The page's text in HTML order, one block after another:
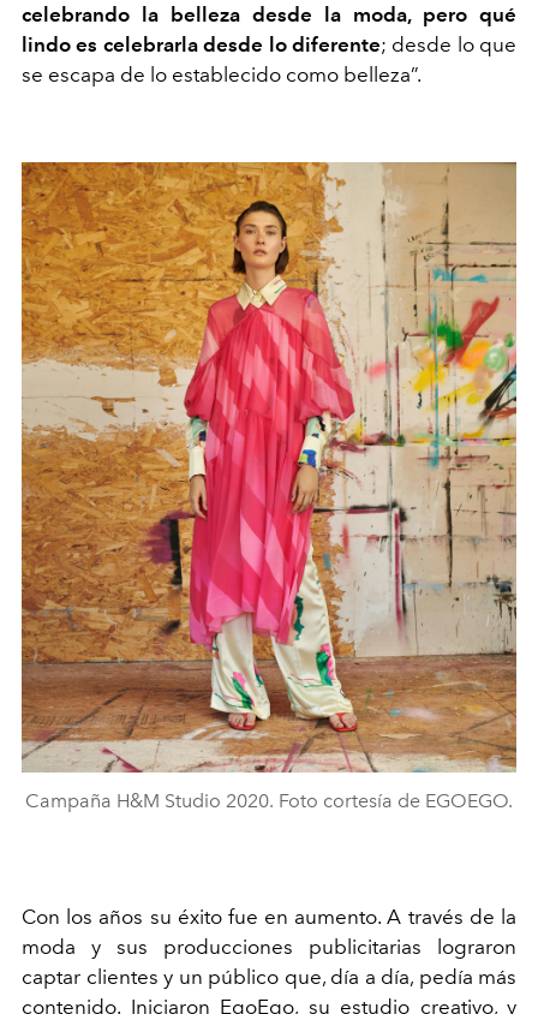
celebrando la belleza desde la moda, pero qué
lindo es celebrarla desde lo diferente; desde lo que
se escapa de lo establecido como belleza”.
Campaña H&M Studio 2020. Foto cortesía de EGOEGO.
Con los años su éxito fue en aumento. A través de la
moda y sus producciones publicitarias lograron
captar clientes y un público que, día a día, pedía más
contenido. Iniciaron EgoEgo, su estudio creativo, y